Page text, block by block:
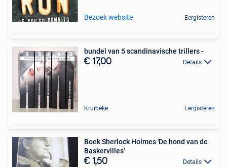
Bezoek website Eergisteren
bundel van 5 scandinavische trillers -
€ 17,00 Details
Kruibeke Eergisteren
Boek Sherlock Holmes 'De hond van de
Baskervilles'
€ 1,50 Details